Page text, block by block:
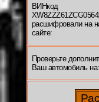
ВИНкод
расшифровали на
сайте:
Проверьте
Ваш автомобиль на: